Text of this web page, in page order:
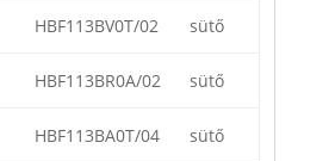
HBF113BV0T/02 sütő
HBF113BR0A/02 sütő
HBF113BA0T/04 sütő